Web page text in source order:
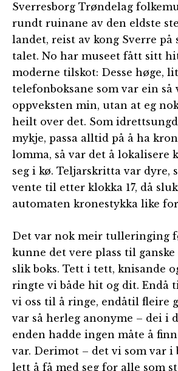
Sverresborg Trøndelag
rundt ruinane av den eldste
landet, reist av kong Sverre på
talet. No har museet fått sitt
moderne tilskot: Desse høge,
telefonboksane som var ein så
oppveksten min, utan at eg
heilt over det. Som
mykje, passa alltid på å ha
lomma, så var det å lokalisere
seg i kø. Teljarskritta var dyre,
vente til etter klokka 17, då
automaten kronestykka like
Det var nok meir tulleringing
kunne det vere plass til
slik boks. Tett i tett, knisande
ringte vi både hit og dit. Endå
vi oss til å ringe, endåtil fleire
var så herleg anonyme – dei i
enden hadde ingen måte å
var. Derimot – det vi som var i
lett å få med seg for alle som